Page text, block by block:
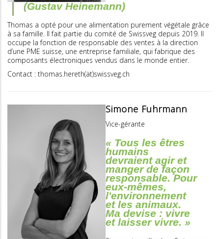
(Gustav Heinemann)
Thomas a opté pour une alimentation purement végétale grâce
à sa famille. Il fait partie du comité de Swissveg depuis 2019. Il
occupe la fonction de responsable des ventes à la direction
d’une PME suisse, une entreprise familiale, qui fabrique des
composants électroniques vendus dans le monde entier.
Contact : thomas.hereth(ät)swissveg.ch
Simone Fuhrmann
Vice-gérante
« Tous les êtres
humains
devraient agir et
manger de façon
responsable. Pour
eux-mêmes,
l'environnement
et les animaux.
Ma devise : vivre
et laisser vivre. »